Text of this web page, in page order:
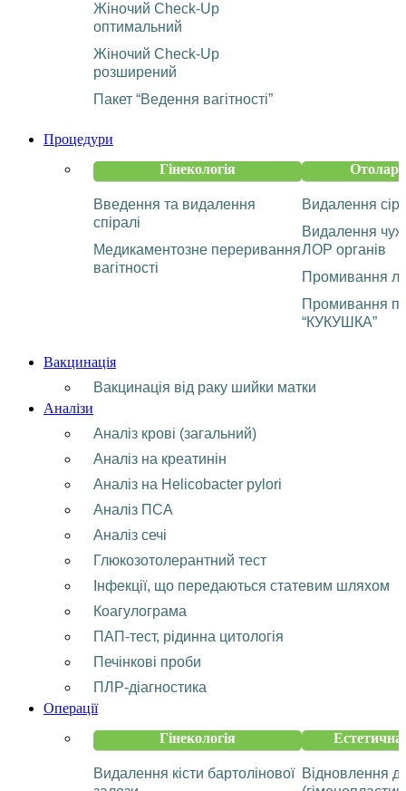
Жіночий Check-Up
оптимальний
Жіночий Check-Up
розширений
Пакет “Ведення вагітності”
Процедури
Гінекологія
Введення та видалення
спіралі
Медикаментозне переривання
вагітності
Видалення
Видалення
ЛОР органів
Промивання
Промивання
“КУКУШКА”
Вакцинація
Вакцинація від раку шийки матки
Аналізи
Аналіз крові (загальний)
Аналіз на креатинін
Аналіз на Helicobacter pylori
Аналіз ПСА
Аналіз сечі
Глюкозотолерантний тест
Інфекції, що передаються статевим шляхом
Коагулограма
ПАП-тест, рідинна цитологія
Печінкові проби
ПЛР-діагностика
Операції
Гінекологія
Видалення кісти бартолінової
Естетична
Відновлення